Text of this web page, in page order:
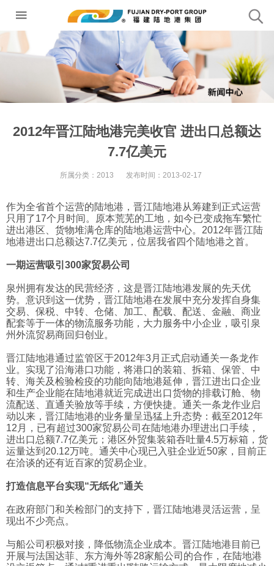
2012年晋江陆地港完美收官 进出口总额达
7.7亿美元
所属分类： 2013 发布时间： 2013-02-17
作为全省首个运营的陆地港，晋江陆地港从筹建到正式运营
只用了17个月时间。原本荒芜的工地，如今已变成拖车繁忙
进出港区、货物堆满仓库的陆地港运营中心。2012年晋江陆
地港进出口总额达7.7亿美元，位居我省四个陆地港之首。
一期运营吸引300家贸易公司
泉州拥有发达的民营经济，这是晋江陆地港发展的先天优
势。意识到这一优势，晋江陆地港在发展中充分发挥自身集
交易、保税、中转、仓储、加工、配载、配送、金融、商业
配套等于一体的物流服务功能，大力服务中小企业，吸引泉
州外流贸易商回归创业。
晋江陆地港通过监管区于2012年3月正式启动通关一条龙作
业。实现了沿海港口功能，将港口的装箱、拆箱、保管、中
转、海关及检验检疫的功能向陆地港延伸，晋江进出口企业
和生产企业能在陆地港就近完成进出口货物的排载订舱、物
流配送、直通关验放等手续，方便快捷。通关一条龙作业启
动以来，晋江陆地港的业务量呈迅猛上升态势：截至2012年
12月，已有超过300家贸易公司在陆地港办理进出口手续，
进出口总额7.7亿美元；港区外贸集装箱吞吐量4.5万标箱，货
运量达到20.12万吨。通关中心现已入驻企业近50家，目前正
在洽谈的还有近百家的贸易企业。
打造信息平台实现“无纸化”通关
在政府部门和关检部门的支持下，晋江陆地港灵活运营，呈
现出不少亮点。
与船公司积极对接，降低物流企业成本。晋江陆地港目前已
开展与法国达菲、东方海外等28家船公司的合作，在陆地港